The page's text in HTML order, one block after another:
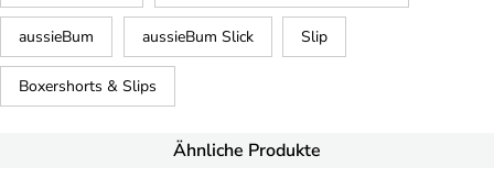
aussieBum aussieBum Slick Slip
Boxershorts & Slips
Ähnliche Produkte